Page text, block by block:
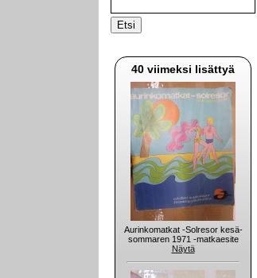
40 viimeksi lisättyä
Aurinkomatkat -Solresor kesä-
sommaren 1971 -matkaesite
Näytä